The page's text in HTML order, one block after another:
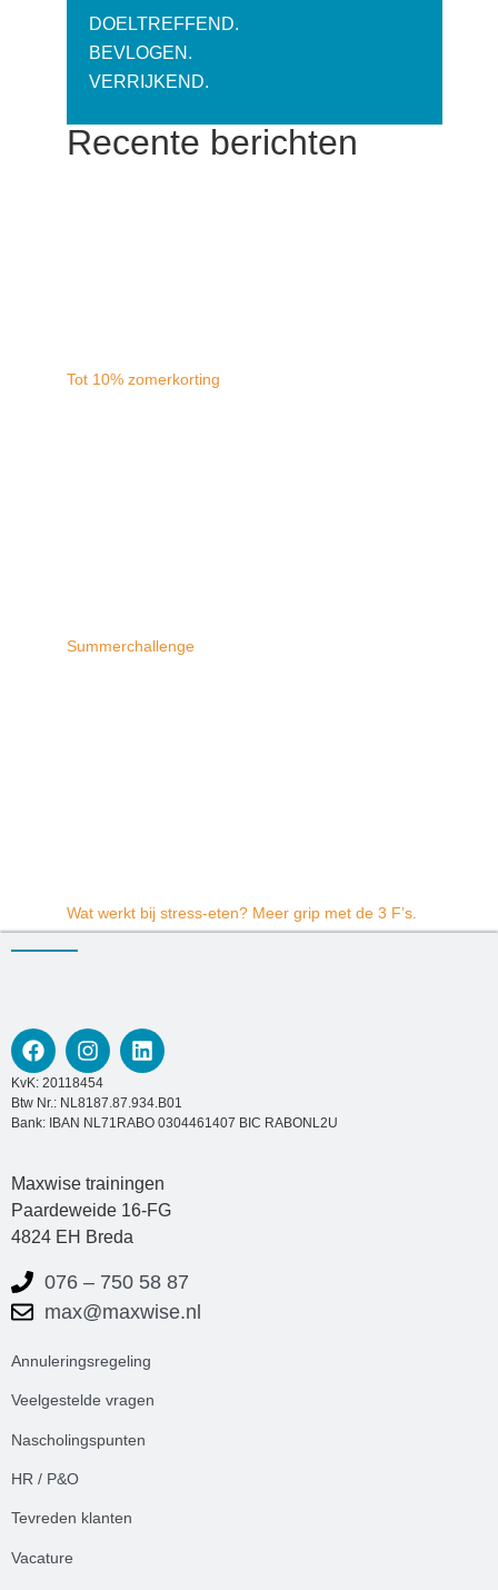
DOELTREFFEND.
BEVLOGEN.
VERRIJKEND.
Recente berichten
Tot 10% zomerkorting
Summerchallenge
Wat werkt bij stress-eten? Meer grip met de 3 F’s.
KvK: 20118454
Btw Nr.: NL8187.87.934.B01
Bank: IBAN NL71RABO 0304461407 BIC RABONL2U
Maxwise trainingen
Paardeweide 16-FG
4824 EH Breda
076 – 750 58 87
max@maxwise.nl
Annuleringsregeling
Veelgestelde vragen
Nascholingspunten
HR / P&O
Tevreden klanten
Vacature